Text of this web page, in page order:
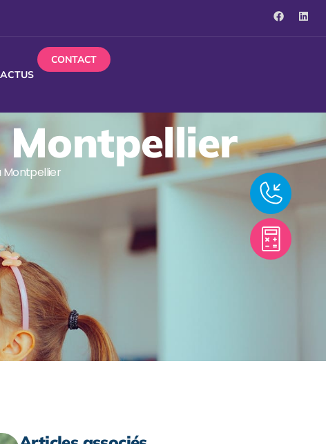
ACTUS
CONTACT
Montpellier
Montpellier